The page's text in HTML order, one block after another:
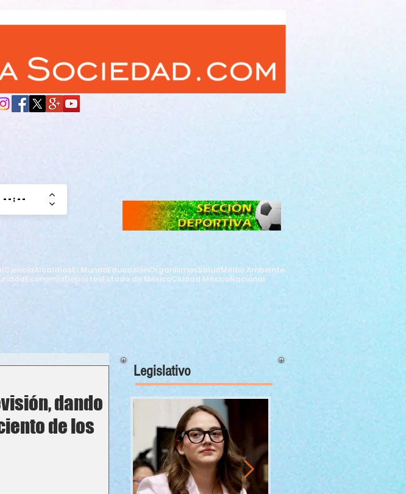
CienciaAlcaldíasEl MundoEducaciónOrganismosSaludMedio Ambiente
EconomíaDeportesEstado de MéxicoCiudad MéxicoNacional
dando
de los
Legislativo